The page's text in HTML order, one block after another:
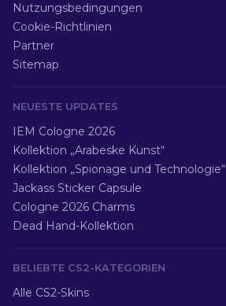
Nutzungsbedingungen
Cookie-Richtlinien
Partner
Sitemap
NEUESTE UPDATES
IEM Cologne 2026
Kollektion „Arabeske Kunst“
Kollektion „Spionage und Technologie“
Jackass Sticker Capsule
Cologne 2026 Charms
Dead Hand-Kollektion
BELIEBTE CS2-KATEGORIEN
Alle CS2-Skins